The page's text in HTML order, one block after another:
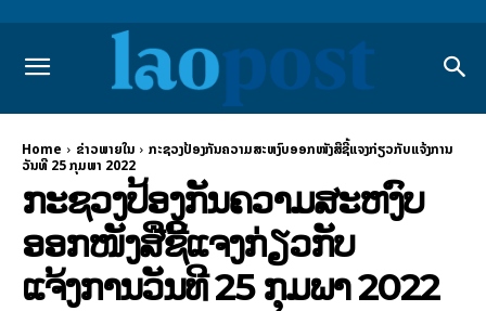
Home ຂ່າວພາຍ​ໃນ
ກະຊວງປ້ອງກັນຄວາມສະຫງົບອອກໜັງສືຊີ້ແຈງກ່ຽວກັບແຈ້ງການ
ວັນທີ 25 ກຸມພາ 2022
ກະຊວງປ້ອງກັນຄວາມສະຫງົບ
ອອກໜັງສືຊີ້ແຈງກ່ຽວກັບ
ແຈ້ງການວັນທີ 25 ກຸມພາ 2022